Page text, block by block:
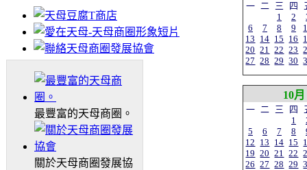
最豐富的天母商圈。
關於天母商圈發展協
一 二 三 四
1
2
6
7 8 9
13 14 15 16
20 21 22 23
27 28 29 30
10月
一 二 三 四
1
5
6 7 8
12 13 14 15
19 20 21 22
26 27 28 29